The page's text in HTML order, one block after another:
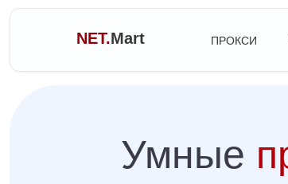
NET.Mart ПРОКСИ
Умные